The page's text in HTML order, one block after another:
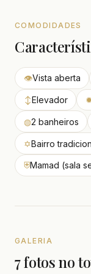
COMODIDADES
👁Vista aberta
↕Elevador
◍2 banheiros
✡Bairro
⛨Mamad (sala
GALERIA
7 fotos no